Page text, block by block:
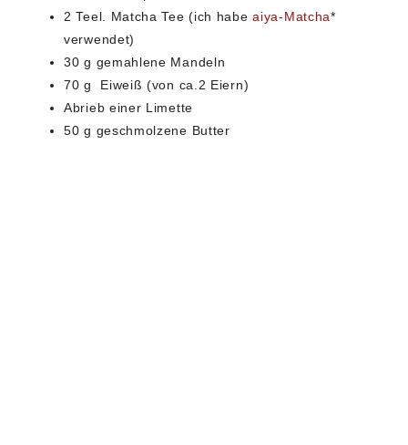
2 Teel. Matcha Tee (ich habeaiya-Matcha*
verwendet)
30 g gemahlene Mandeln
70 g Eiweiß (von ca.2 Eiern)
Abrieb einer Limette
50 g geschmolzene Butter